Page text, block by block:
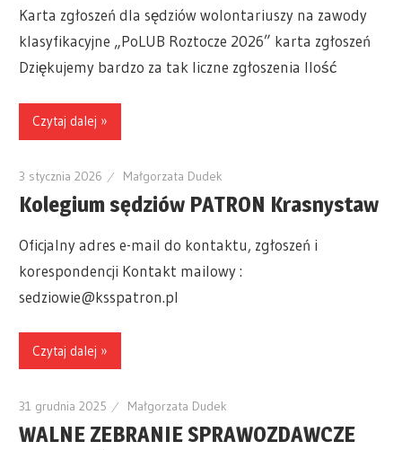
Karta zgłoszeń dla sędziów wolontariuszy na zawody
klasyfikacyjne „PoLUB Roztocze 2026” karta zgłoszeń
Dziękujemy bardzo za tak liczne zgłoszenia Ilość
Czytaj dalej »
3 stycznia 2026 Małgorzata Dudek
Kolegium sędziów PATRON Krasnystaw
Oficjalny adres e-mail do kontaktu, zgłoszeń i
korespondencji Kontakt mailowy :
sedziowie@ksspatron.pl
Czytaj dalej »
31 grudnia 2025 Małgorzata Dudek
WALNE ZEBRANIE SPRAWOZDAWCZE